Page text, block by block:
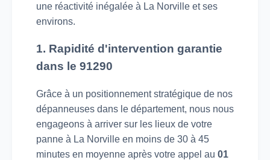
une réactivité inégalée à La Norville et ses
environs.
1. Rapidité d'intervention garantie
dans le 91290
Grâce à un positionnement stratégique de nos
dépanneuses dans le département, nous nous
engageons à arriver sur les lieux de votre
panne à La Norville en moins de 30 à 45
minutes en moyenne après votre appel au 01